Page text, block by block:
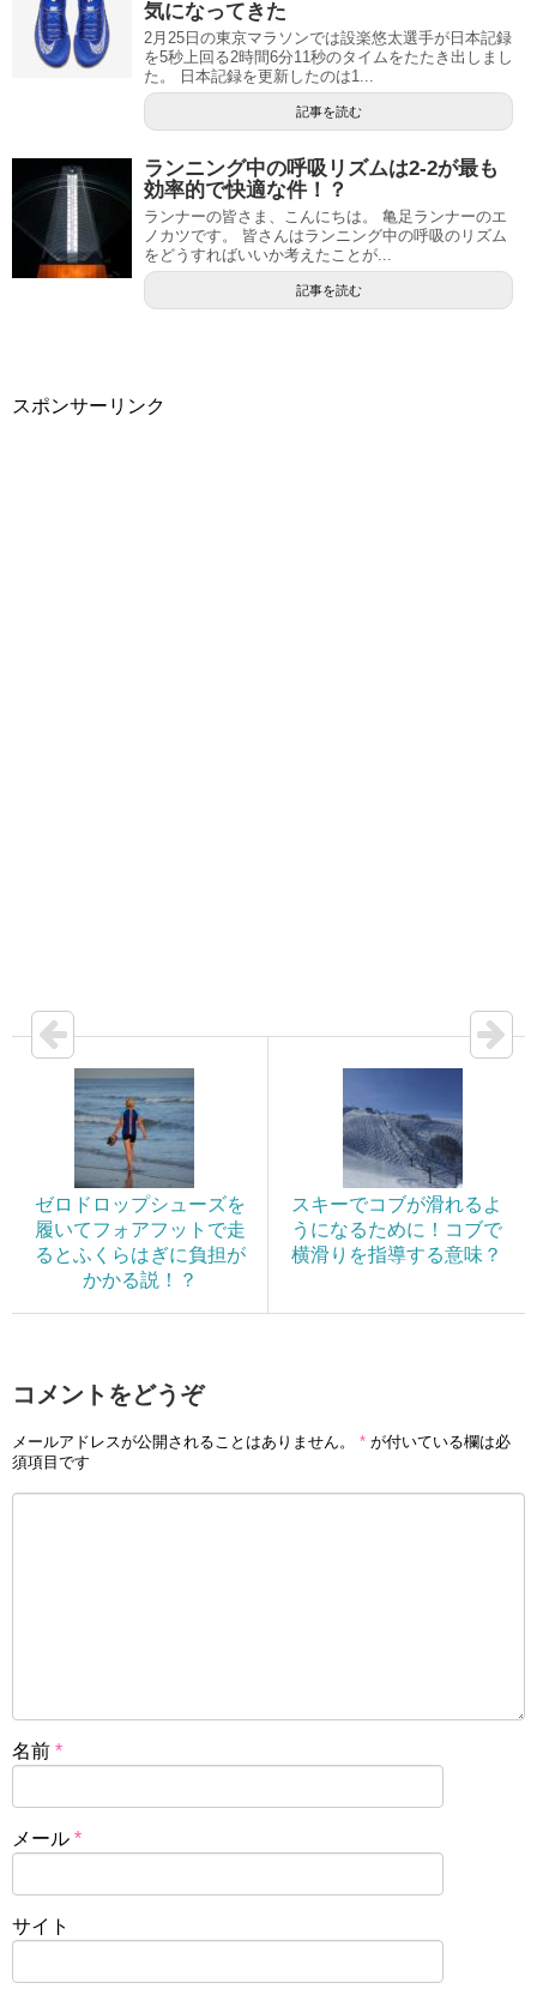
気になってきた
2月25日の東京マラソンでは設楽悠太選手が日本記録
を5秒上回る2時間6分11秒のタイムをたたき出しまし
た。 日本記録を更新したのは1...
記事を読む
ランニング中の呼吸リズムは2-2が最も
効率的で快適な件！？
ランナーの皆さま、こんにちは。 亀足ランナーのエ
ノカツです。 皆さんはランニング中の呼吸のリズム
をどうすればいいか考えたことが...
記事を読む
スポンサーリンク
ゼロドロップシューズを
履いてフォアフットで走
るとふくらはぎに負担が
かかる説！？
スキーでコブが滑れるよ
うになるために！コブで
横滑りを指導する意味？
コメントをどうぞ
メールアドレスが公開されることはありません。 * が付いている欄は必
須項目です
名前 *
メール *
サイト